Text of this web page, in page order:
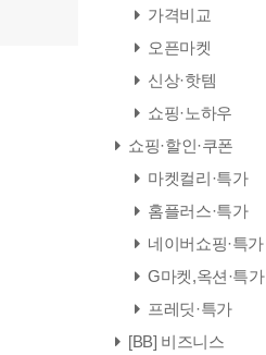
가격비교
오픈마켓
신상·핫템
쇼핑·노하우
쇼핑·할인·쿠폰
마켓컬리·특가
홈플러스·특가
네이버쇼핑·특가
G마켓,옥션·특가
프레딧·특가
[BB] 비즈니스